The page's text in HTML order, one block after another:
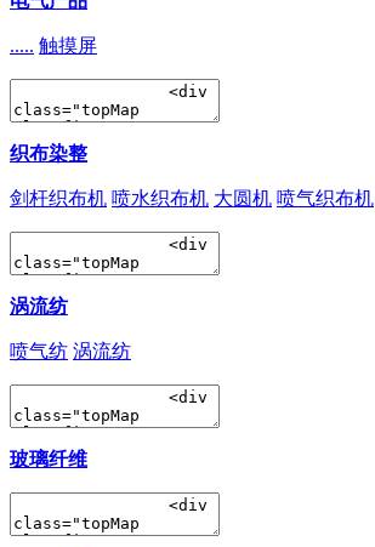
..... 触摸屏
织布染整
剑杆织布机 喷水织布机 大圆机 喷气织布机
涡流纺
喷气纺 涡流纺
玻璃纤维